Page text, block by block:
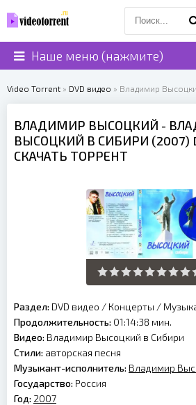
Наше меню (нажмите)
Video Torrent » DVD видео » Владимир Высоцкий -
ВЛАДИМИР ВЫСОЦКИЙ -
ВЫСОЦКИЙ В СИБИРИ (2007)
СКАЧАТЬ ТОРРЕНТ
Раздел: DVD видео / Концерты /
Продолжительность: 01:14:38 мин.
Видео: Владимир Высоцкий в Сибири
Стили: авторская песня
Музыкант-исполнитель: Владимир
Государство: Россия
Год: 2007